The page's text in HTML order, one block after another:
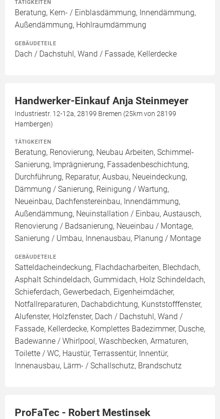
TÄTIGKEITEN
Beratung, Kern- / Einblasdämmung, Innendämmung,
Außendämmung, Hohlraumdämmung
GEBÄUDETEILE
Dach / Dachstuhl, Wand / Fassade, Kellerdecke
Handwerker-Einkauf Anja Steinmeyer
Industriestr. 12-12a, 28199 Bremen (25km von 28199
Hambergen)
TÄTIGKEITEN
Beratung, Renovierung, Neubau Arbeiten, Schimmel-
Sanierung, Imprägnierung, Fassadenbeschichtung,
Durchführung, Reparatur, Ausbau, Neueindeckung,
Dämmung / Sanierung, Reinigung / Wartung,
Neueinbau, Dachfenstereinbau, Innendämmung,
Außendämmung, Neuinstallation / Einbau, Austausch,
Renovierung / Badsanierung, Neueinbau / Montage,
Sanierung / Umbau, Innenausbau, Planung / Montage
GEBÄUDETEILE
Satteldacheindeckung, Flachdacharbeiten, Blechdach,
Asphalt Schindeldach, Gummidach, Holz Schindeldach,
Schieferdach, Gewerbedach, Eigenheimdächer,
Notfallreparaturen, Dachabdichtung, Kunststofffenster,
Alufenster, Holzfenster, Dach / Dachstuhl, Wand /
Fassade, Kellerdecke, Komplettes Badezimmer, Dusche,
Badewanne / Whirlpool, Waschbecken, Armaturen,
Toilette / WC, Haustür, Terrassentür, Innentür,
Innenausbau, Lärm- / Schallschutz, Brandschutz
ProFaTec - Robert Mestinsek